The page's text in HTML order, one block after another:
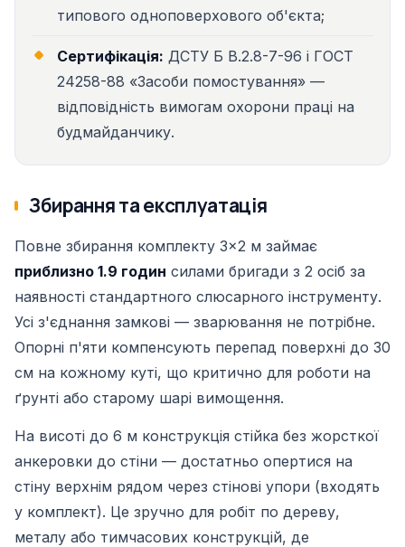
типового одноповерхового об'єкта;
Сертифікація: ДСТУ Б В.2.8-7-96 і ГОСТ
24258-88 «Засоби помостування» —
відповідність вимогам охорони праці на
будмайданчику.
Збирання та експлуатація
Повне збирання комплекту 3×2 м займає
приблизно 1.9 годин силами бригади з 2 осіб за
наявності стандартного слюсарного інструменту.
Усі з'єднання замкові — зварювання не потрібне.
Опорні п'яти компенсують перепад поверхні до 30
см на кожному куті, що критично для роботи на
ґрунті або старому шарі вимощення.
На висоті до 6 м конструкція стійка без жорсткої
анкеровки до стіни — достатньо опертися на
стіну верхнім рядом через стінові упори (входять
у комплект). Це зручно для робіт по дереву,
металу або тимчасових конструкцій, де